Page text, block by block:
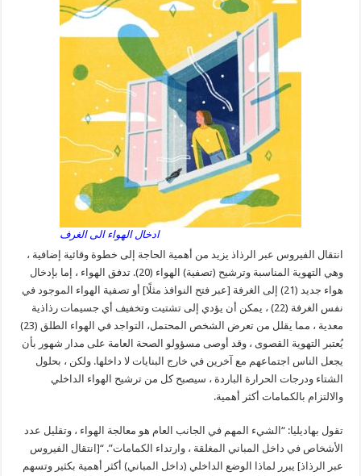
ادخال الهواء الى الغرف
انتقال الفيروس عبر الرذاذ يزيد من أهمية الحاجة إلى خطوة وقائية إضافية ،
وهي التهوية المناسبة وترشيح (تصفية) الهواء (20). تدفق الهواء ، إما بإدخال
هواء جديد (21) إلى الغرفة [عبر فتح النوافذ مثلًا] أو تصفية الهواء الموجود في
نفس الغرفة (22) ، يمكن أن يؤدي إلى تشتيت وتخفيف أي جسيمات رذاذية
معدية ، مما يقلل من تعرض الشخص المحتمل، التواجد في الهواء الطلق (23)
يُعتبر التهوية القصوى ، وقد أوصى مسؤولو الصحة العامة على مدار شهور بأن
يجعل الناس اجتماعهم مع آخرين في خارج البنايات لا داخلها. ولكن ، بحلول
الشتاء ودرجات الحرارة الباردة ، سيصبح كل من ترشيح الهواء الداخلي
والالتزام بالكمامات أكثر أهمية.
تقول بهاديليا: “الشيء المهم في الجانب العام هو معالجة الهواء ، وتقليل عدد
الأشخاص في داخل المباني المغلقة ، وارتداء الكمامات”. “[انتقال الفيروس
عبر الرذاذ] يبرر لماذا الوضع الداخلي (داخل المباني) أكثر أهمية بكثير وتسهم